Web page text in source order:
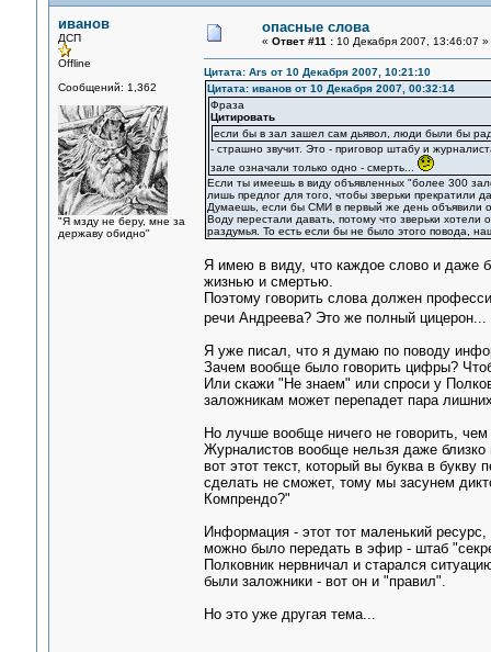
иванов
ДСП
Offline
Сообщений: 1,362
"Я мзду не беру, мне за
державу обидно"
опасные слова
« Ответ #11 :10 Декабря 2007, 13:46:07 »
Цитата: Ars от 10 Декабря 2007, 10:21:10
Цитата: иванов от 10 Декабря 2007, 00:32:14
Фраза
Цитировать
если бы в зал зашел сам дьявол, люди были бы
- страшно звучит. Это - приговор штабу и
зале означали только одно - смерть...
Если ты имеешь в виду объявленных "более 300
лишь предлог для того, чтобы зверьки прекратили
Думаешь, если бы СМИ в первый же день объявили
Воду перестали давать, потому что зверьки
раздумья. То есть если бы не было этого повода,
Я имею в виду, что каждое слово и даже
жизнью и смертью.
Поэтому говорить слова должен
речи Андреева? Это же полный цицерон...
Я уже писал, что я думаю по поводу
Зачем вообще было говорить цифры?
Или скажи "Не знаем" или спроси у
заложникам может перепадет пара
Но лучше вообще ничего не говорить,
Журналистов вообще нельзя даже
вот этот текст, который вы буква в букву
сделать не сможет, тому мы засунем
Компрендо?"
Информация - этот тот маленький
можно было передать в эфир - штаб
Полковник нервничал и старался
были заложники - вот он и "правил".
Но это уже другая тема...